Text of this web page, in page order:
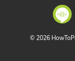
© 2026